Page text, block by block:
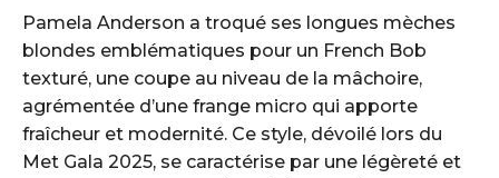
Pamela Anderson a troqué ses longues mèches
blondes emblématiques pour un French Bob
texturé, une coupe au niveau de la mâchoire,
agrémentée d’une frange micro qui apporte
fraîcheur et modernité. Ce style, dévoilé lors du
Met Gala 2025, se caractérise par une légèreté et